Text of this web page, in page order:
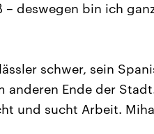
– deswegen bin ich
schwer, sein
anderen Ende der
und sucht Arbeit.